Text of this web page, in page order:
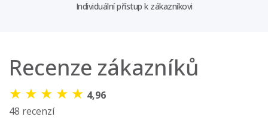
Individuální přístup k zákazníkovi
Recenze zákazníků
★ ★ ★ ★ ★ 4,96
48 recenzí